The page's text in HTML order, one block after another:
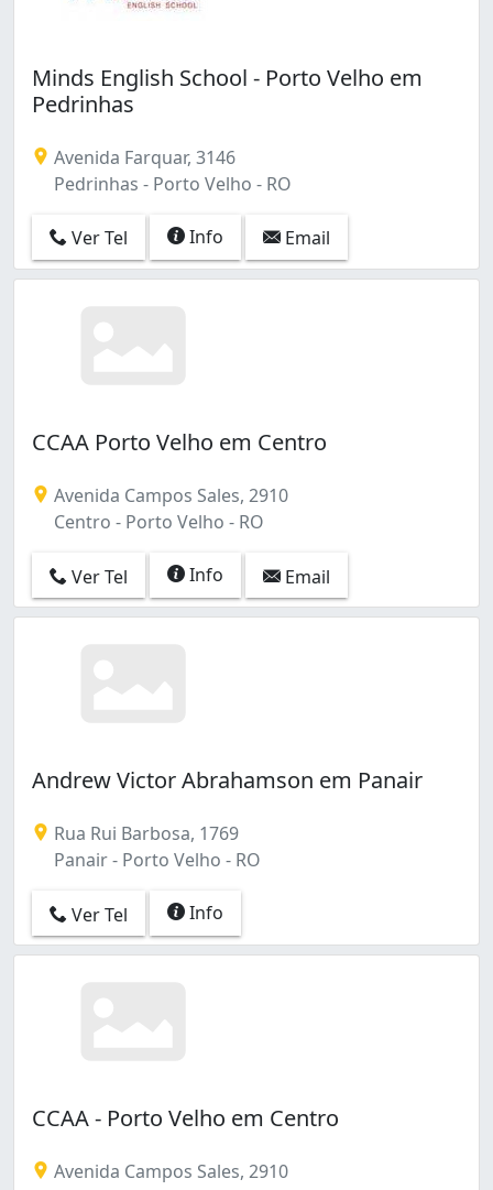
Minds English School - Porto Velho em
Pedrinhas
Avenida Farquar, 3146
Pedrinhas - Porto Velho - RO
Ver Tel Info Email
CCAA Porto Velho em Centro
Avenida Campos Sales, 2910
Centro - Porto Velho - RO
Ver Tel Info Email
Andrew Victor Abrahamson em Panair
Rua Rui Barbosa, 1769
Panair - Porto Velho - RO
Ver Tel Info
CCAA - Porto Velho em Centro
Avenida Campos Sales, 2910